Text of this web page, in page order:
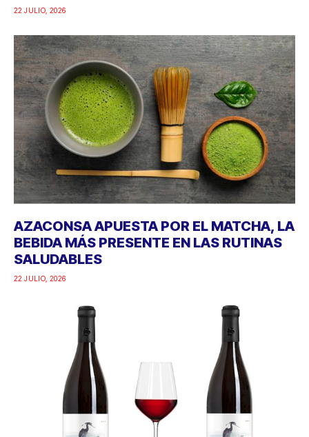
22 JULIO, 2026
AZACONSA APUESTA POR EL MATCHA, LA
BEBIDA MÁS PRESENTE EN LAS RUTINAS
SALUDABLES
22 JULIO, 2026